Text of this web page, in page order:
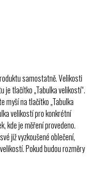
samostatně. Velikosti
je tlačítko „Tabulka velikostí“.
myší na tlačítko „Tabulka
velikostí pro konkrétní
kde je měření provedeno.
již vyzkoušené oblečení,
Pokud budou rozměry